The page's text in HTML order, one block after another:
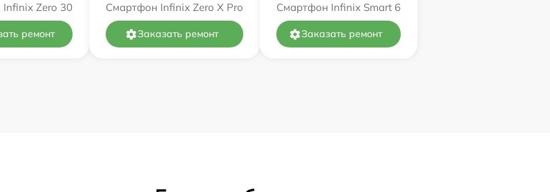
Zero 30
ремонт
Смартфон Infinix Zero X Pro
Заказать ремонт
Смартфон Infinix Smart 6
Заказать ремонт